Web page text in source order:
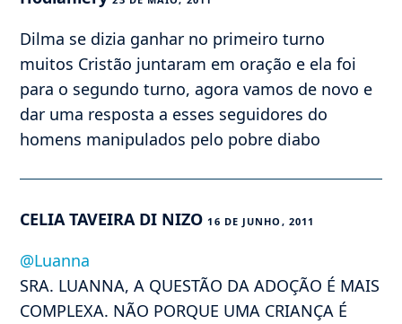
Dilma se dizia ganhar no primeiro turno
muitos Cristão juntaram em oração e ela foi
para o segundo turno, agora vamos de novo e
dar uma resposta a esses seguidores do
homens manipulados pelo pobre diabo
CELIA TAVEIRA DI NIZO16 DE JUNHO, 2011
@Luanna
SRA. LUANNA, A QUESTÃO DA ADOÇÃO É MAIS
COMPLEXA. NÃO PORQUE UMA CRIANÇA É